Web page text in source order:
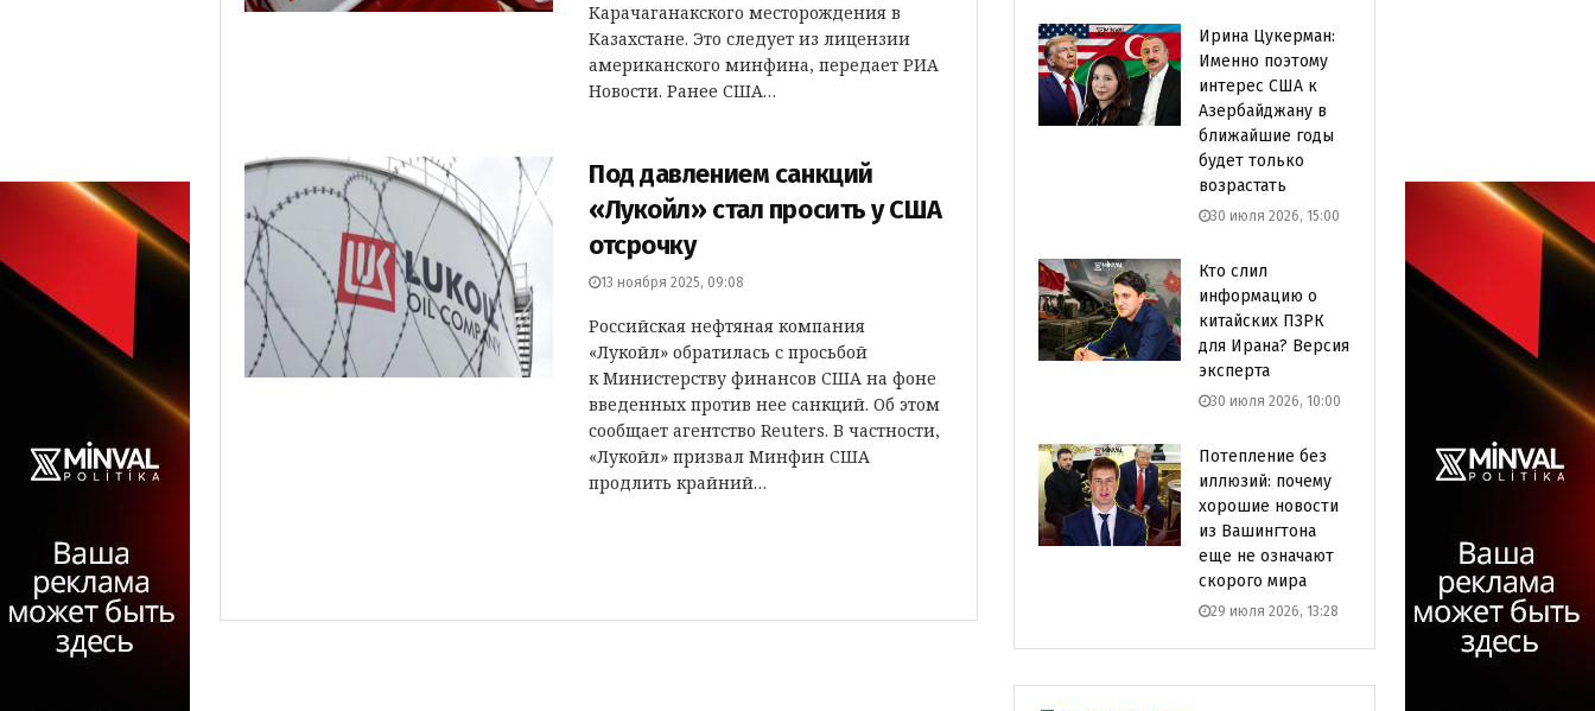
Карачаганакского месторождения в
Казахстане. Это следует из лицензии
американского минфина, передает РИА
Новости. Ранее США…
Под давлением санкций
«Лукойл» стал просить у США
отсрочку
13 ноября 2025, 09:08
Российская нефтяная компания
«Лукойл» обратилась с просьбой
к Министерству финансов США на фоне
введенных против нее санкций. Об этом
сообщает агентство Reuters. В частности,
«Лукойл» призвал Минфин США
продлить крайний…
Ирина Цукерман:
Именно поэтому
интерес США к
Азербайджану в
ближайшие годы
будет только
возрастать
30 июля 2026, 15:00
Кто слил
информацию о
китайских ПЗРК
для Ирана? Версия
эксперта
30 июля 2026, 10:00
Потепление без
иллюзий: почему
хорошие новости
из Вашингтона
еще не означают
скорого мира
29 июля 2026, 13:28